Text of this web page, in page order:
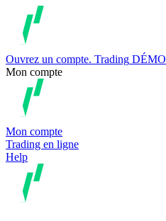
Ouvrez un compte. Trading DÉMO
Mon compte
Mon compte
Trading en ligne
Help